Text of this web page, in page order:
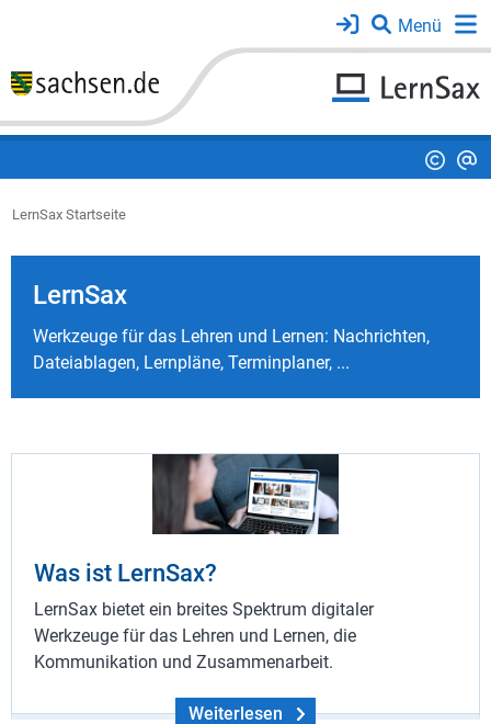
LernSax Startseite
LernSax
Werkzeuge für das Lehren und Lernen: Nachrichten,
Dateiablagen, Lernpläne, Terminplaner, ...
Was ist LernSax?
LernSax bietet ein breites Spektrum digitaler
Werkzeuge für das Lehren und Lernen, die
Kommunikation und Zusammenarbeit.
Weiterlesen